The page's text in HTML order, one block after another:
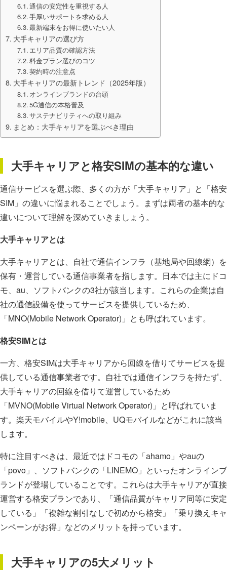
通信の安定性を重視する人
手厚いサポートを求める人
最新端末をお得に使いたい人
大手キャリアの選び方
エリア品質の確認方法
料金プラン選びのコツ
契約時の注意点
大手キャリアの最新トレンド（2025年版）
オンラインブランドの台頭
5G通信の本格普及
サステナビリティへの取り組み
まとめ：大手キャリアを選ぶべき理由
大手キャリアと格安SIMの基本的な違い
通信サービスを選ぶ際、多くの方が「大手キャリア」と「格安
SIM」の違いに悩まれることでしょう。まずは両者の基本的な
違いについて理解を深めていきましょう。
大手キャリアとは
大手キャリアとは、自社で通信インフラ（基地局や回線網）を
保有・運営している通信事業者を指します。日本では主にドコ
モ、au、ソフトバンクの3社が該当します。これらの企業は自
社の通信設備を使ってサービスを提供しているため、
「MNO(Mobile Network Operator)」とも呼ばれています。
格安SIMとは
一方、格安SIMは大手キャリアから回線を借りてサービスを提
供している通信事業者です。自社では通信インフラを持たず、
大手キャリアの回線を借りて運営しているため
「MVNO(Mobile Virtual Network Operator)」と呼ばれていま
す。楽天モバイルやY!mobile、UQモバイルなどがこれに該当
します。
特に注目すべきは、最近ではドコモの「ahamo」やauの
「povo」、ソフトバンクの「LINEMO」といったオンラインブ
ランドが登場していることです。これらは大手キャリアが直接
運営する格安プランであり、「通信品質がキャリア同等に安定
している」「複雑な割引なしで初めから格安」「乗り換えキャ
ンペーンがお得」などのメリットを持っています。
大手キャリアの5大メリット